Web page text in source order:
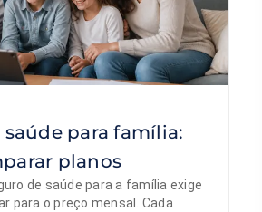
30 de maio de 2026
saúde para família:
planos
de saúde para a família exige
para o preço mensal. Cada